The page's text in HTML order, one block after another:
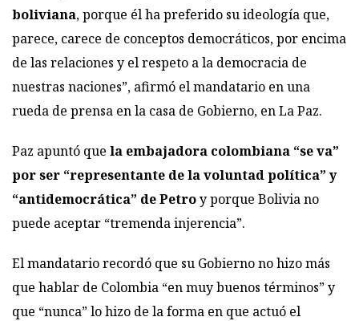
boliviana, porque él ha preferido su ideología que,
parece, carece de conceptos democráticos, por encima
de las relaciones y el respeto a la democracia de
nuestras naciones”, afirmó el mandatario en una
rueda de prensa en la casa de Gobierno, en La Paz.
Paz apuntó que la embajadora colombiana “se va”
por ser “representante de la voluntad política” y
“antidemocrática” de Petroy porque Bolivia no
puede aceptar “tremenda injerencia”.
El mandatario recordó que su Gobierno no hizo más
que hablar de Colombia “en muy buenos términos” y
que “nunca” lo hizo de la forma en que actuó el